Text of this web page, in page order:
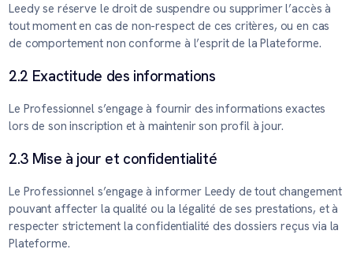
Leedy se réserve le droit de suspendre ou supprimer l’accès à
tout moment en cas de non-respect de ces critères, ou en cas
de comportement non conforme à l’esprit de la Plateforme.
2.2 Exactitude des informations
Le Professionnel s’engage à fournir des informations exactes
lors de son inscription et à maintenir son profil à jour.
2.3 Mise à jour et confidentialité
Le Professionnel s’engage à informer Leedy de tout changement
pouvant affecter la qualité ou la légalité de ses prestations, et à
respecter strictement la confidentialité des dossiers reçus via la
Plateforme.